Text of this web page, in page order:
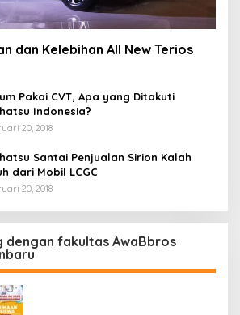
dan Kelebihan All New Terios
Pakai CVT, Apa yang Ditakuti
Indonesia?
20, 2018
Santai Penjualan Sirion Kalah
dari Mobil LCGC
20, 2018
dengan fakultas AwaBbros